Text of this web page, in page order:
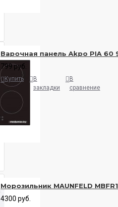
Варочная панель Akpo PIA 60
799 руб.
Купить
В
закладки
В
сравнение
Морозильник MAUNFELD
4300 руб.